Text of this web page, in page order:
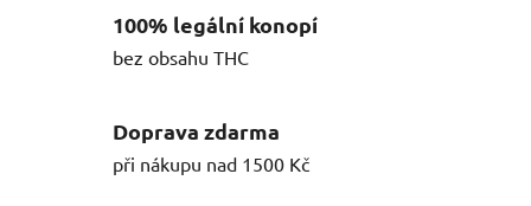
100% legální konopí
bez obsahu THC
Doprava zdarma
při nákupu nad 1500 Kč